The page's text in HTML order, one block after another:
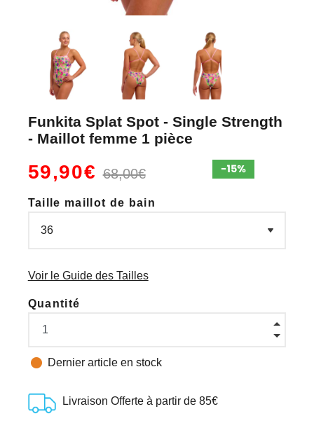
Funkita Splat Spot - Single Strength
- Maillot femme 1 pièce
59,90€68,00€
Taille maillot de bain
Voir le Guide des Tailles
Quantité
 Dernier article en stock
Livraison Offerte à partir de 85€